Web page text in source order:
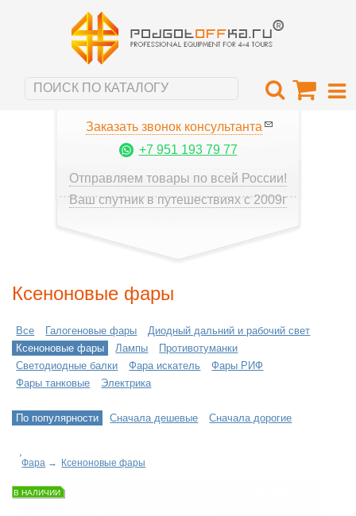
Заказать звонок консультанта
+7 951 193 79 77
Отправляем товары по всей России!
Ваш спутник в путешествиях с 2009г
Ксеноновые фары
Все Галогеновые фары
Диодный дальний и рабочий свет
Ксеноновые фары
Лампы
Противотуманки
Светодиодные балки
Фара искатель
Фары РИФ
Фары танковые
Электрика
По популярности Сначала дешевые Сначала дорогие
Фара → Ксеноновые фары
В НАЛИЧИИ